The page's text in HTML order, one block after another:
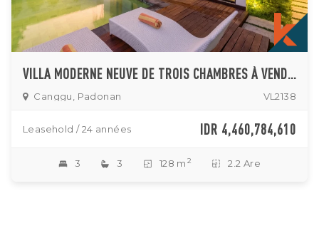
VILLA MODERNE NEUVE DE TROIS CHAMBRES À VENDRE À PADONAN
Canggu, Padonan VL2138
Leasehold / 24 années IDR 4,460,784,610
3 3 128 m 2 2.2 Are